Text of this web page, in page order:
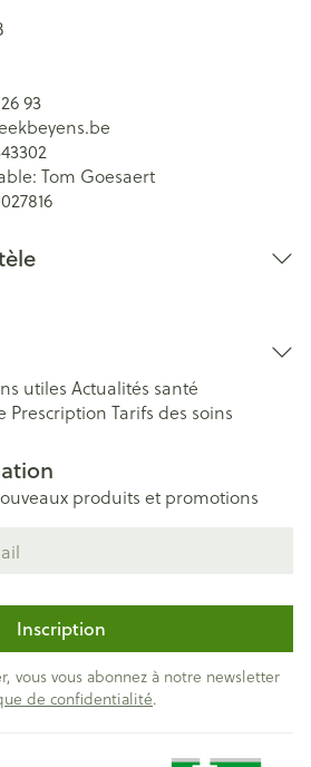
93
Tom Goesaert
utiles Actualités santé
Prescription Tarifs des soins
produits et promotions
Inscription
vous vous abonnez à notre newsletter
de confidentialité.